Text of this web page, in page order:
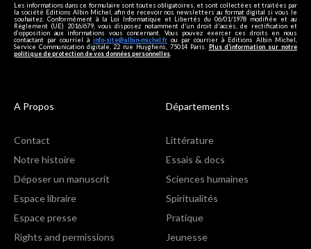
Les informations dans ce formulaire sont toutes obligatoires, et sont collectées et traitées par
la société Editions Albin Michel, afin de recevoir nos newsletters au format digital si vous le
souhaitez. Conformément à la Loi Informatique et Libertés du 06/01/1978 modifiée et au
Règlement (UE) 2016/679, vous disposez notamment d'un droit d'accès, de rectification et
d’opposition aux informations vous concernant. Vous pouvez exercer ces droits en nous
contactant par courriel à info-site@albin-michel.fr ou par courrier à Editions Albin Michel,
Service Communication digitale, 22 rue Huyghens, 75014 Paris. Plus d’information sur notre
politique de protection de vos données personnelles
A Propos
Contact
Notre histoire
Déposer un manuscrit
Espace libraire
Espace presse
Rights and permissions
Départements
Littérature
Essais & docs
Sciences humaines
Spiritualités
Pratique
Jeunesse